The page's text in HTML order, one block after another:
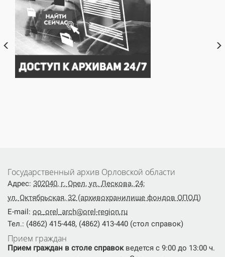
Государственный архив Орловской области
Адрес: 302040, г. Орел, ул. Лескова, 24;
ул. Октябрьская, 32 (архивохранилище фондов ОПОД)
E-mail: oo_orel_arch@orel-region.ru
Тел.: (4862) 415-448, (4862) 413-440 (стол справок)
Прием граждан
Прием граждан в столе справокведется с 9:00 до 13:00 ч.